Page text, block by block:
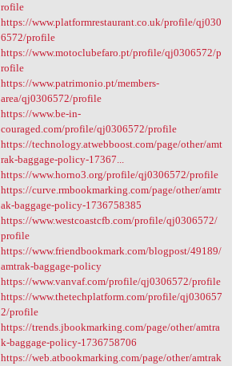
rofile
https://www.platformrestaurant.co.uk/profile/qj030
6572/profile
https://www.motoclubefaro.pt/profile/qj0306572/p
rofile
https://www.patrimonio.pt/members-
area/qj0306572/profile
https://www.be-in-
couraged.com/profile/qj0306572/profile
https://technology.atwebboost.com/page/other/amt
rak-baggage-policy-17367...
https://www.horno3.org/profile/qj0306572/profile
https://curve.rmbookmarking.com/page/other/amtr
ak-baggage-policy-1736758385
https://www.westcoastcfb.com/profile/qj0306572/
profile
https://www.friendbookmark.com/blogpost/49189/
amtrak-baggage-policy
https://www.vanvaf.com/profile/qj0306572/profile
https://www.thetechplatform.com/profile/qj030657
2/profile
https://trends.jbookmarking.com/page/other/amtra
k-baggage-policy-1736758706
https://web.atbookmarking.com/page/other/amtrak